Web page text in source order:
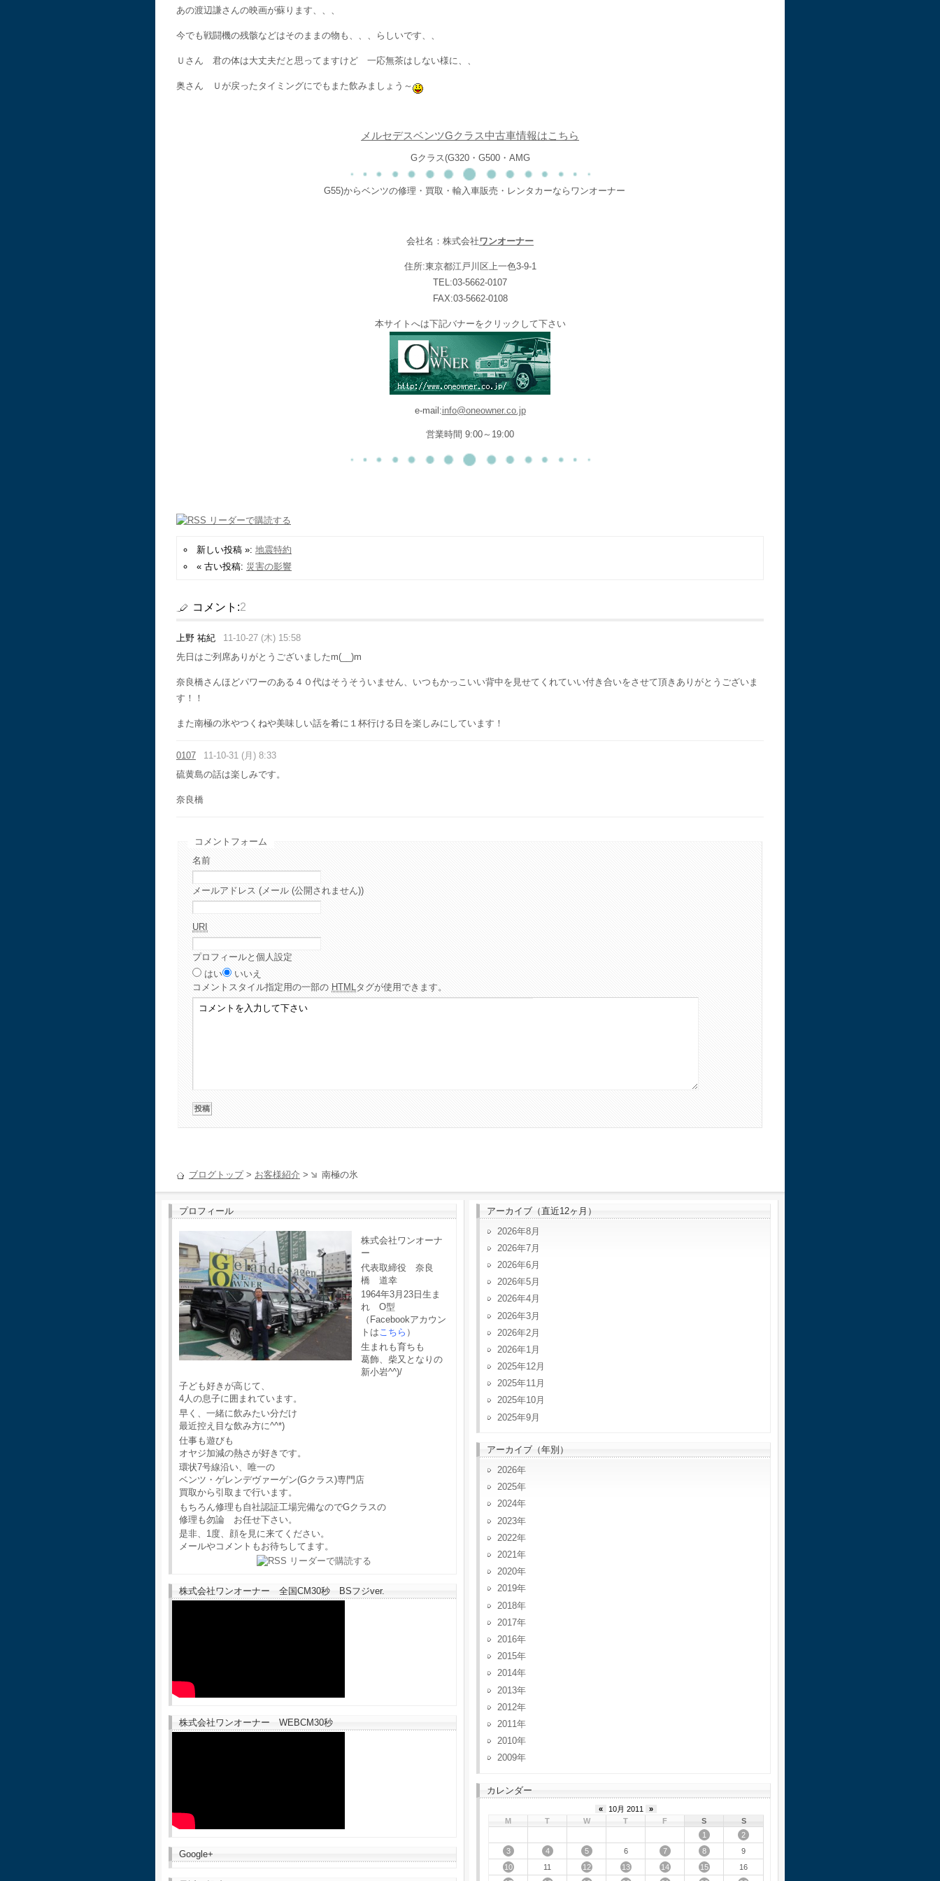
あの渡辺謙さんの映画が蘇ります、、、
今でも戦闘機の残骸などはそのままの物も、、、らしいです、、
Ｕさん 君の体は大丈夫だと思ってますけど 一応無茶はしない様に、、
奥さん Ｕが戻ったタイミングにでもまた飲みましょう～
メルセデスベンツGクラス中古車情報はこちら
Gクラス(G320・G500・AMG
G55)からベンツの修理・買取・輸入車販売・レンタカーならワンオーナー
会社名：株式会社ワンオーナー
住所:東京都江戸川区上一色3-9-1
TEL:03-5662-0107
FAX:03-5662-0108
本サイトへは下記バナーをクリックして下さい
e-mail:info@oneowner.co.jp
営業時間 9:00～19:00
新しい投稿 »: 地震特約
« 古い投稿: 災害の影響
コメント:2
上野 祐紀
11-10-27 (木) 15:58
先日はご列席ありがとうございましたm(__)m
奈良橋さんほどパワーのある４０代はそうそういません、いつもかっこいい背中を見せてくれていい付き合いをさせて頂きありがとうございま
す！！
また南極の氷やつくねや美味しい話を肴に１杯行ける日を楽しみにしています！
0107
11-10-31 (月) 8:33
硫黄島の話は楽しみです。
奈良橋
コメントフォーム
名前
メールアドレス (メール (公開されません))
URI
プロフィールと個人設定
はい
いいえ
コメント スタイル指定用の一部の HTMLタグが使用できます。
ブログトップ> お客様紹介 > 南極の氷
プロフィール
株式会社ワンオーナ
ー
代表取締役 奈良
橋 道幸
1964年3月23日生ま
れ O型
（Facebookアカウン
トはこちら ）
生まれも育ちも
葛飾、柴又となりの
新小岩^^)/
子ども好きが高じて、
4人の息子に囲まれています。
早く、一緒に飲みたい分だけ
最近控え目な飲み方に^^*)
仕事も遊びも
オヤジ加減の熱さが好きです。
環状7号線沿い、唯一の
ベンツ・ゲレンデヴァーゲン(Gクラス)専門店
買取から引取まで行います。
もちろん修理も自社認証工場完備なのでGクラスの
修理も勿論 お任せ下さい。
是非、1度、顔を見に来てください。
メールやコメントもお待ちしてます。
株式会社ワンオーナー 全国CM30秒 BSフジver.
株式会社ワンオーナー WEBCM30秒
Google+
アーカイブ（直近12ヶ月）
2026年8月
2026年7月
2026年6月
2026年5月
2026年4月
2026年3月
2026年2月
2026年1月
2025年12月
2025年11月
2025年10月
2025年9月
アーカイブ（年別）
2026
2025
2024
2023
2022
2021
2020
2019
2018
2017
2016
2015
2014
2013
2012
2011
2010
2009
カレンダー
« 10月 2011
»
M
T W T F S
S
1
2
3
4 5 6 7 8
9
10
11 12 13 14 15
16